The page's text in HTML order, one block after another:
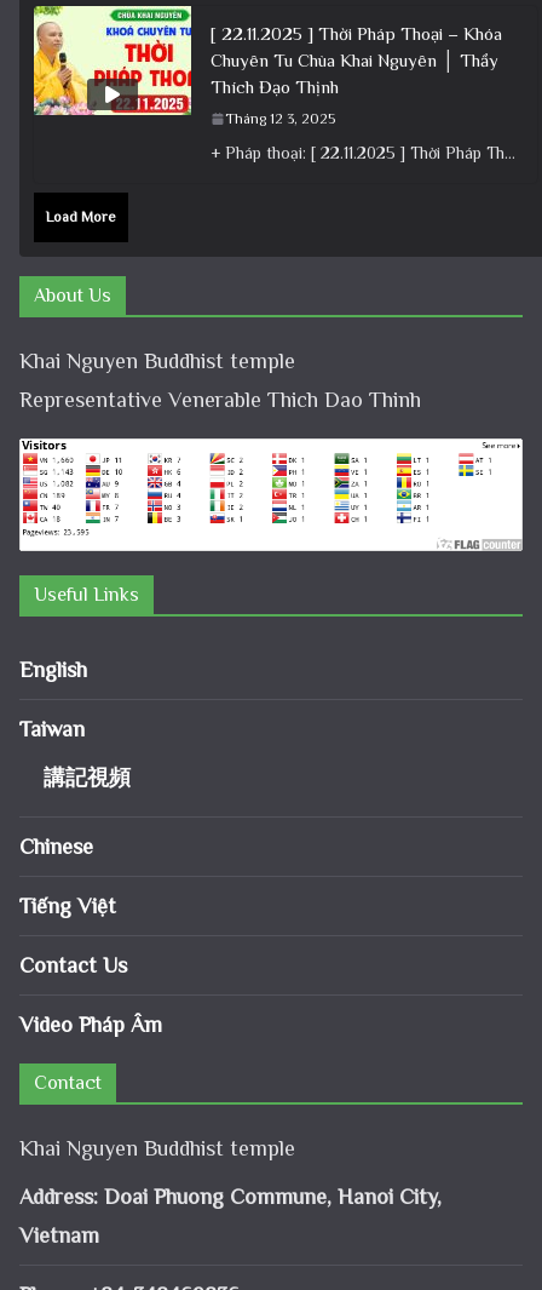
[ 22.11.2025 ] Thời Pháp Thoại – Khóa
Chuyên Tu Chùa Khai Nguyên │ Thầy
Thích Đạo Thịnh
Tháng 12 3, 2025
+ Pháp thoại: [ 22.11.2025 ] Thời Pháp Thoại – Khóa Chuyên Tu Chùa Khai Nguyên │ Thầy Thích Đạo
Load More
About Us
Khai Nguyen Buddhist temple
Representative Venerable Thich Dao Thinh
Useful Links
English
Taiwan
講記視頻
Chinese
Tiếng Việt
Contact Us
Video Pháp Âm
Contact
Khai Nguyen Buddhist temple
Address: Doai Phuong Commune, Hanoi City,
Vietnam